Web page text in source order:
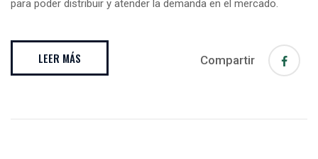
para poder distribuir y atender la demanda en el mercado.
LEER MÁS Compartir